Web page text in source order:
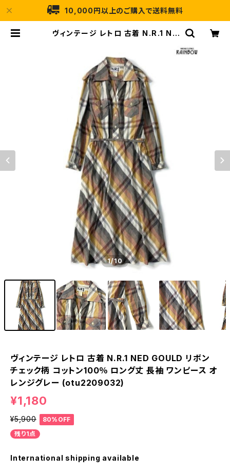
10,000円以上のご購入で送料無料
ヴィンテージ レトロ 古着 N.R.1 NE
ン100％ ロング丈 長袖 ワンピース
オレンジグレー (otu2209032) |
古着屋RAINBOW
1/10
ヴィンテージ レトロ 古着 N.R.1 NED GOULD リボン
チェック柄 コットン100％ ロング丈 長袖 ワンピース オ
レンジグレー (otu2209032)
¥1,180
¥5,900
80%OFF
残り1点
International shipping available